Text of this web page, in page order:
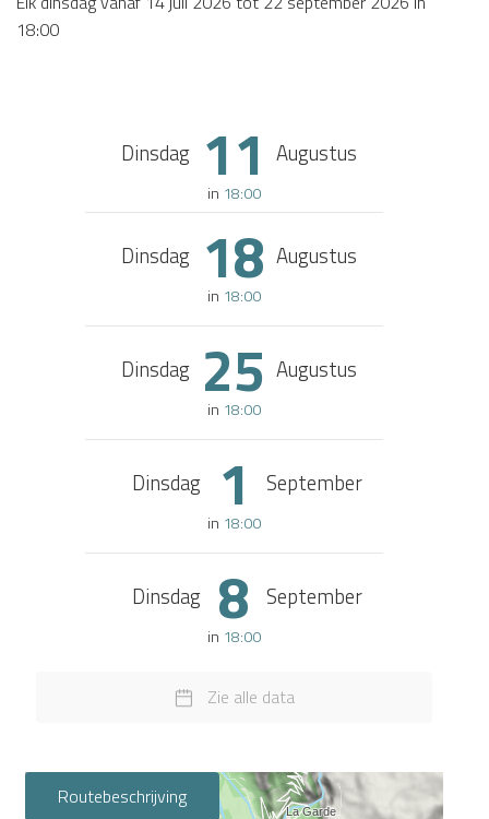
18:00
Dinsdag 11 Augustus
in 18:00
Dinsdag 18 Augustus
in 18:00
Dinsdag 25 Augustus
in 18:00
Dinsdag 1 September
in 18:00
Dinsdag 8 September
in 18:00
Zie alle data
Routebeschrijving